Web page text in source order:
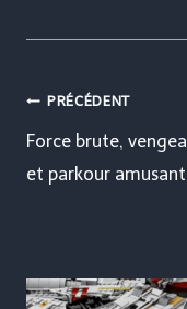
Navigation
de
l’article
PRÉCÉDENT
Force brute,
et parkour amusant